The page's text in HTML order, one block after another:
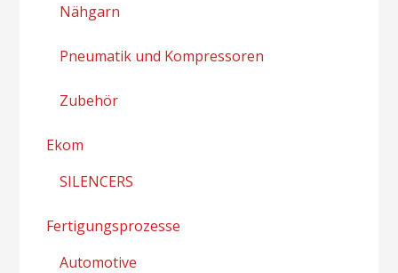
Nähgarn
Pneumatik und Kompressoren
Zubehör
Ekom
SILENCERS
Fertigungsprozesse
Automotive